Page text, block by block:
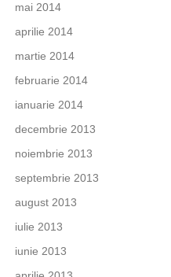
mai 2014
aprilie 2014
martie 2014
februarie 2014
ianuarie 2014
decembrie 2013
noiembrie 2013
septembrie 2013
august 2013
iulie 2013
iunie 2013